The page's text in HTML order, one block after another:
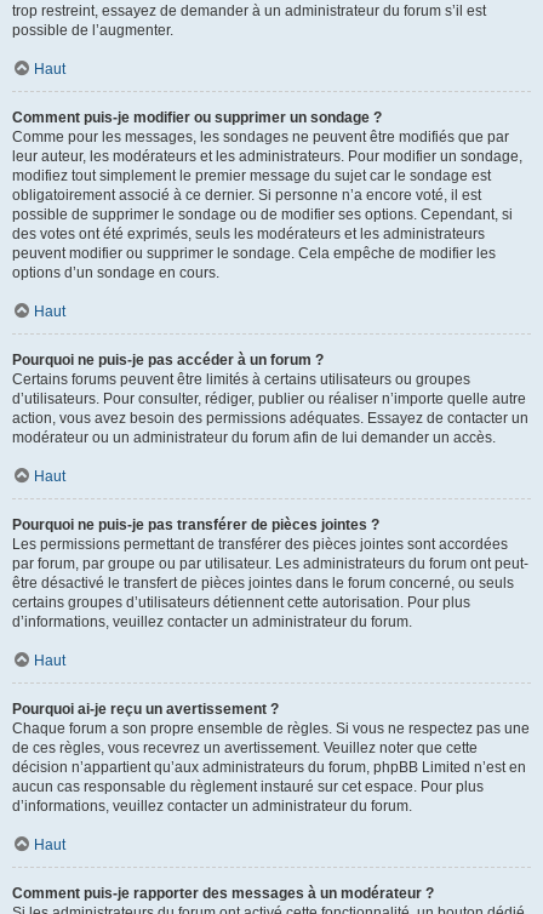
trop restreint, essayez de demander à un administrateur du forum s’il est
possible de l’augmenter.
Haut
Comment puis-je modifier ou supprimer un sondage ?
Comme pour les messages, les sondages ne peuvent être modifiés que par
leur auteur, les modérateurs et les administrateurs. Pour modifier un sondage,
modifiez tout simplement le premier message du sujet car le sondage est
obligatoirement associé à ce dernier. Si personne n’a encore voté, il est
possible de supprimer le sondage ou de modifier ses options. Cependant, si
des votes ont été exprimés, seuls les modérateurs et les administrateurs
peuvent modifier ou supprimer le sondage. Cela empêche de modifier les
options d’un sondage en cours.
Haut
Pourquoi ne puis-je pas accéder à un forum ?
Certains forums peuvent être limités à certains utilisateurs ou groupes
d’utilisateurs. Pour consulter, rédiger, publier ou réaliser n’importe quelle autre
action, vous avez besoin des permissions adéquates. Essayez de contacter un
modérateur ou un administrateur du forum afin de lui demander un accès.
Haut
Pourquoi ne puis-je pas transférer de pièces jointes ?
Les permissions permettant de transférer des pièces jointes sont accordées
par forum, par groupe ou par utilisateur. Les administrateurs du forum ont peut-
être désactivé le transfert de pièces jointes dans le forum concerné, ou seuls
certains groupes d’utilisateurs détiennent cette autorisation. Pour plus
d’informations, veuillez contacter un administrateur du forum.
Haut
Pourquoi ai-je reçu un avertissement ?
Chaque forum a son propre ensemble de règles. Si vous ne respectez pas une
de ces règles, vous recevrez un avertissement. Veuillez noter que cette
décision n’appartient qu’aux administrateurs du forum, phpBB Limited n’est en
aucun cas responsable du règlement instauré sur cet espace. Pour plus
d’informations, veuillez contacter un administrateur du forum.
Haut
Comment puis-je rapporter des messages à un modérateur ?